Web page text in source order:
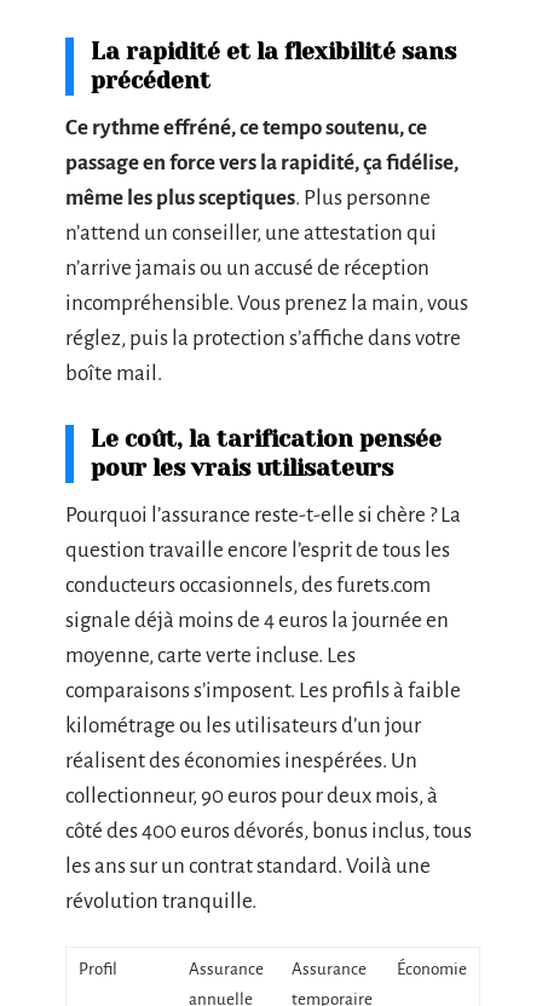
La rapidité et la flexibilité sans
précédent
Ce rythme effréné, ce tempo soutenu, ce
passage en force vers la rapidité, ça fidélise,
même les plus sceptiques. Plus personne
n’attend un conseiller, une attestation qui
n’arrive jamais ou un accusé de réception
incompréhensible. Vous prenez la main, vous
réglez, puis la protection s’affiche dans votre
boîte mail.
Le coût, la tarification pensée
pour les vrais utilisateurs
Pourquoi l’assurance reste-t-elle si chère ? La
question travaille encore l’esprit de tous les
conducteurs occasionnels, des furets.com
signale déjà moins de 4 euros la journée en
moyenne, carte verte incluse. Les
comparaisons s’imposent. Les profils à faible
kilométrage ou les utilisateurs d’un jour
réalisent des économies inespérées. Un
collectionneur, 90 euros pour deux mois, à
côté des 400 euros dévorés, bonus inclus, tous
les ans sur un contrat standard. Voilà une
révolution tranquille.
Profil
Assurance
annuelle
Assurance
temporaire
Économie